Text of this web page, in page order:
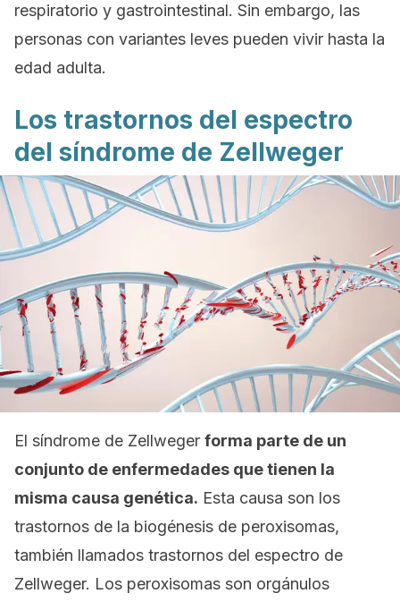
respiratorio y gastrointestinal. Sin embargo, las
personas con variantes leves pueden vivir hasta la
edad adulta.
Los trastornos del espectro
del síndrome de Zellweger
El síndrome de Zellweger forma parte de un
conjunto de enfermedades que tienen la
misma causa genética. Esta causa son los
trastornos de la biogénesis de peroxisomas,
también llamados trastornos del espectro de
Zellweger. Los peroxisomas son orgánulos